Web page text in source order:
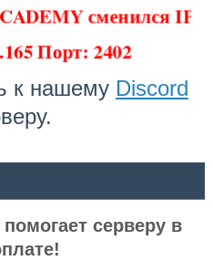
сменился IP
Порт: 2402
к нашему Discord
серверу в